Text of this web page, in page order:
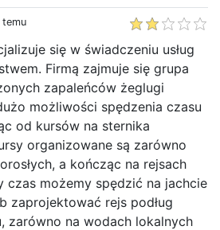
temu
się w świadczeniu usług
Firmą zajmuje się grupa
zapaleńców żeglugi
możliwości spędzenia czasu
od kursów na sternika
organizowane są zarówno
a kończąc na rejsach
czas możemy spędzić na jachcie
zaprojektować rejs podług
zarówno na wodach lokalnych